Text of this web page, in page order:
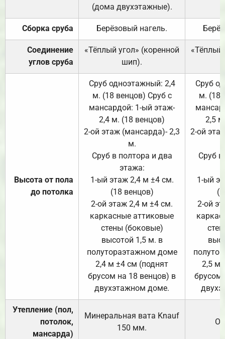
(дома двухэтажные).
Сборка сруба Берёзовый нагель.
Соединение
углов сруба
«Тёплый угол» (коренной
шип).
«Тёплый
Высота от пола
до потолка
Сруб одноэтажный: 2,4
м. (18 венцов) Сруб с
мансардой: 1-ый этаж-
2,4 м. (18 венцов)
2-ой этаж (мансарда)- 2,3
м.
Сруб в полтора и два
этажа:
1-ый этаж 2,4 м ±4 см.
(18 венцов)
2-ой этаж 2,4 м ±4 см.
каркасные аттиковые
стены (боковые)
высотой 1,5 м. в
полутораэтажном доме
2,4 м ±4 см (поднят
брусом на 18 венцов) в
двухэтажном доме.
Сруб
м. (18
2,5
2-ой
Сруб
1-ый
2-ой
2,5 м
брусом
Утепление (пол,
потолок,
мансарда)
Минеральная вата Knauf
150 мм.